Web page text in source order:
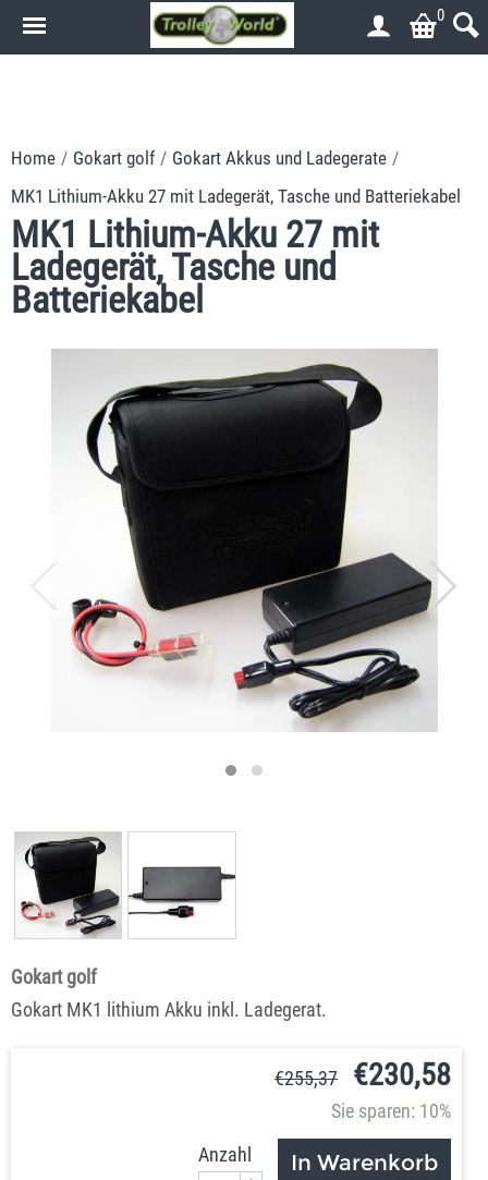
0
Home / Gokart golf / Gokart Akkus und Ladegerate /
MK1 Lithium-Akku 27 mit Ladegerät, Tasche und Batteriekabel
MK1 Lithium-Akku 27 mit
Ladegerät, Tasche und
Batteriekabel
Gokart golf
Gokart MK1 lithium Akku inkl. Ladegerat.
€255,37 €230,58
Sie sparen: 10%
Anzahl
In Warenkorb